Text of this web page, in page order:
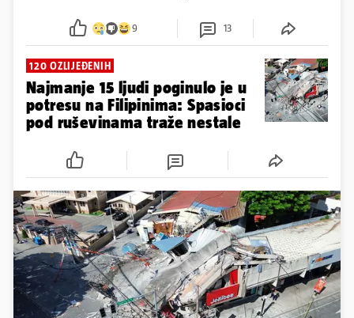
9 13
120 OZLIJEĐENIH
Najmanje 15 ljudi poginulo je u
potresu na Filipinima: Spasioci
pod ruševinama traže nestale